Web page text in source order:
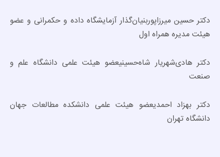
دکتر حسین میرزاپوربنیان‌گذار آزمایشگاه داده و حکمرانی و عضو
هیئت مدیره همراه اول
دکتر هادی‌شهریار شاه‌حسینیعضو هیئت علمی دانشگاه علم و
صنعت
دکتر بهزاد احمدیعضو هیئت علمی دانشکده مطالعات جهان
دانشگاه تهران